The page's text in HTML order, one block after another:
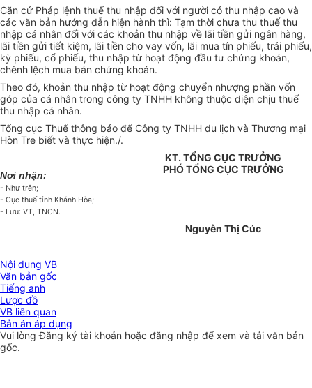
Căn cứ Pháp lệnh thuế thu nhập đối với người có thu nhập cao và
các văn bản hướng dẫn hiện hành thì: Tạm thời chưa thu thuế thu
nhập cá nhân đối với các khoản thu nhập về lãi tiền gửi ngân hàng,
lãi tiền gửi tiết kiệm, lãi tiền cho vay vốn, lãi mua tín phiếu, trái phiếu,
kỳ phiếu, cổ phiếu, thu nhập từ hoạt động đầu tư chứng khoán,
chênh lệch mua bán chứng khoán.
Theo đó, khoản thu nhập từ hoạt động chuyển nhượng phần vốn
góp của cá nhân trong công ty TNHH không thuộc diện chịu thuế
thu nhập cá nhân.
Tổng cục Thuế thông báo để Công ty TNHH du lịch và Thương mại
Hòn Tre biết và thực hiện./.
Nơi nhận:
- Như trên;
- Cục thuế tỉnh Khánh Hòa;
- Lưu: VT, TNCN.
KT. TỔNG CỤC TRƯỞNG
PHÓ TỔNG CỤC TRƯỞNG
Nguyễn Thị Cúc
Nội dung VB
Văn bản gốc
Tiếng anh
Lược đồ
VB liên quan
Bản án áp dụng
Vui lòngĐăng ký tài khoản hoặc đăng nhập để xem và tải văn bản
gốc.